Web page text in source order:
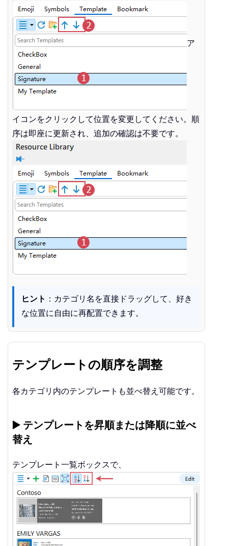
ア
イコンをクリックして位置を変更してください。順
序は即座に更新され、追加の確認は不要です。
ヒント ：カテゴリ名を直接ドラッグして、好き
な位置に自由に再配置できます。
テンプレートの順序を調整
各カテゴリ内のテンプレートも並べ替え可能です。
▶️ テンプレートを昇順または降順に並べ
替え
テンプレート一覧ボックスで、